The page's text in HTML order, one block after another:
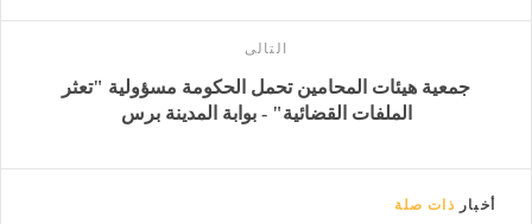
التالى
جمعية هيئات المحامين تحمل الحكومة مسؤولية "تعثر
الملفات القضائية" - بوابة المدينة برس
أخبار ذات صلة